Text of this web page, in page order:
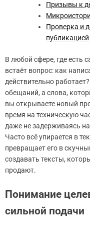
Призывы к
Проверка и
публикацией
В любой сфере, где есть
встаёт вопрос: как
действительно
обещаний, а слова,
вы открываете новый
время на техническую
даже не задерживаясь
Часто всё упирается в
превращает его в
создавать тексты,
продают.
Понимание
сильной подачи